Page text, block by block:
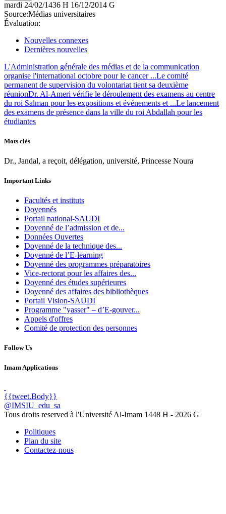
mardi 24/02/1436 H 16/12/2014 G
Source:Médias universitaires
Évaluation:
Nouvelles connexes
Dernières nouvelles
L'Administration générale des médias et de la communication
organise l'international octobre pour le cancer ...Le comité
permanent de supervision du volontariat tient sa deuxième
réunionDr. Al-Ameri vérifie le déroulement des examens au centre
du roi Salman pour les expositions et événements et ...Le lancement
des examens de présence dans la ville du roi Abdallah pour les
étudiantes
Mots clés
Dr., Jandal, a reçoit, délégation, université, Princesse Noura
Important Links
Facultés et instituts
Doyennés
Portail national-SAUDI
Doyenné de l’admission et de...
Données Ouvertes
Doyenné de la technique des...
Doyenné de l’E-learning
Doyenné des programmes préparatoires
Vice-rectorat pour les affaires des...
Doyenné des études supérieures
Doyenné des affaires des bibliothèques
Portail Vision-SAUDI
Programme "yasser" – d’E-gouver...
Appels d'offres
Comité de protection des personnes
Follow Us
Imam Applications
{{tweet.Body}}
@IMSIU_edu_sa
Tous droits reserved à l'Université Al-Imam 1448 H - 2026 G
Politiques
Plan du site
Contactez-nous